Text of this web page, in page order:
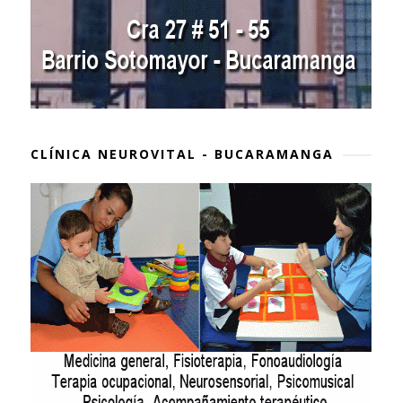
CLÍNICA NEUROVITAL - BUCARAMANGA